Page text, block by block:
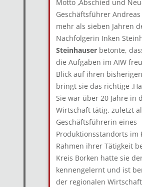
Motto ‚Abschied und
Geschäftsführer
mehr als sieben Jahren
Nachfolgerin Inken
Steinhauser betonte,
die Aufgaben im AIW
Blick auf ihren
bringt sie das richtige
Sie war über 20 Jahre in
Wirtschaft tätig, zuletzt
Geschäftsführerin eines
Produktionsstandorts im
Rahmen ihrer Tätigkeit
Kreis Borken hatte sie
kennengelernt und ist
der regionalen